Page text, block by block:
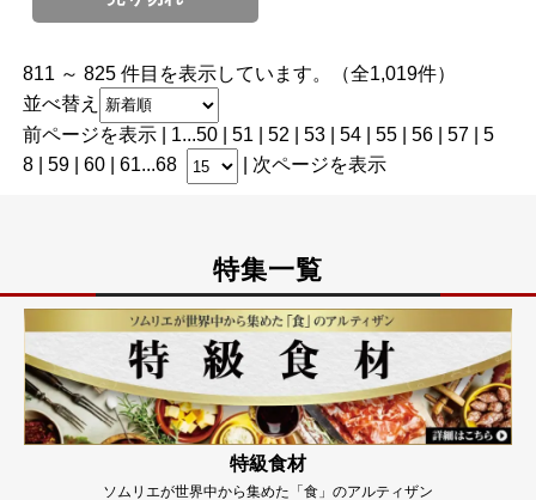
811 ～ 825 件目を表示しています。（全1,019件）
並べ替え
前ページを表示| 1...50| 51 52 53| 54| 55 | 56| 57| 5
8| 59| 60| 61...68 次ページを表示
特集一覧
特級食材
ソムリエが世界中から集めた「食」のアルティザン